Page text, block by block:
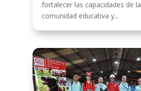
fortalecer las capacidades de la
comunidad educativa y...